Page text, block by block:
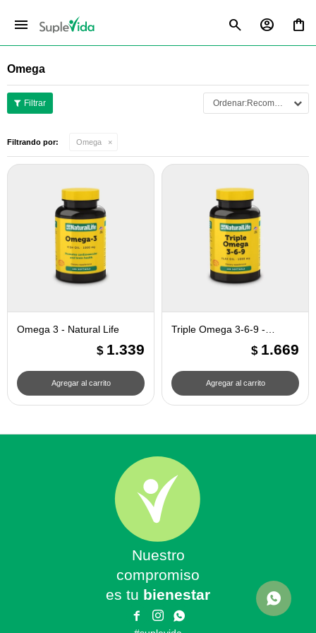
menu
Omega
Recomendados
Filtrando por: Omega
Omega 3 - Natural Life
$ 1.339
Triple Omega 3-6-9 -
$ 1.669
Nuestro
compromiso
es tu bienestar
 
